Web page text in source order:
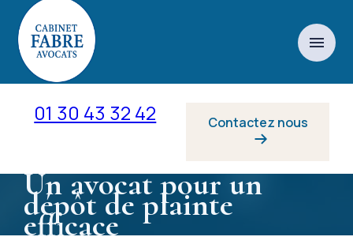
menu
01 30 43 32 42 Contactez nous
Un avocat pour un
dépôt de plainte
efficace
Panneau de gestion des cookies